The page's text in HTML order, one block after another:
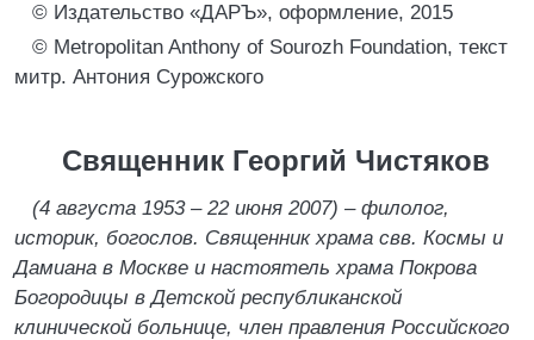
© Издательство «ДАРЪ», оформление, 2015
© Metropolitan Anthony of Sourozh Foundation, текст
митр. Антония Сурожского
Священник Георгий Чистяков
(4 августа 1953 – 22 июня 2007) – филолог,
историк, богослов. Священник храма свв. Космы и
Дамиана в Москве и настоятель храма Покрова
Богородицы в Детской республиканской
клинической больнице, член правления Российского